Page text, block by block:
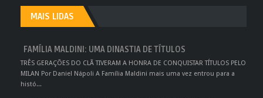
MAIS LIDAS
FAMÍLIA MALDINI: UMA DINASTIA DE TÍTULOS
TRÊS GERAÇÕES DO CLÃ TIVERAM A HONRA DE CONQUISTAR TÍTULOS PELO
MILAN Por Daniel Nápoli A Família Maldini mais uma vez entrou para a
histó...